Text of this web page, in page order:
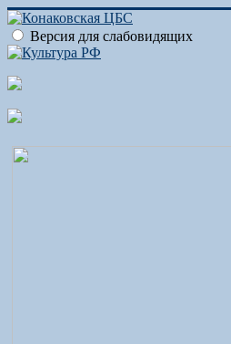
Версия для слабовидящих